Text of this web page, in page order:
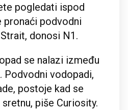
pogledati ispod
pronaći podvodni
donosi N1.
se nalazi između
Podvodni vodopadi,
postoje kad se
piše Curiosity.